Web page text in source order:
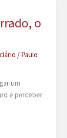
o
/ Paulo
um
e perceber